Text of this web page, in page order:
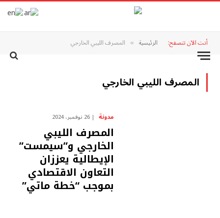
أنت الآن تتصفح: الرئيسية » المصرف الليبي الخارجي
المصرف الليبي الخارجي
مدونة 26 نوفمبر، 2024
المصرف الليبي
الخارجي و”سيمست”
الإيطالية يعززان
التعاون الاقتصادي
بموجب “خطة ماتي”